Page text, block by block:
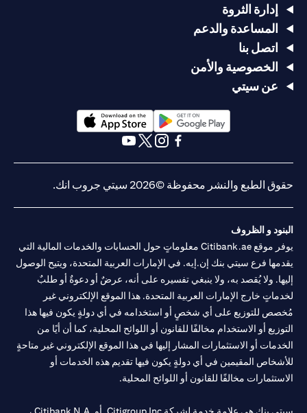
إدارة الثروة
المساعدة والدعم
اتصل بنا
الخصوصية والأمن
عن سيتي
opens in a new tab
opens in a new tab
حقوق الطبع والنشر محفوظة ©2026 سيتي جروب انك.
البنود و الظروف
يوفر موقع Citibank.ae معلوماتٍ حول الحسابات والخدمات المالية التي
يقدمها فرع سيتي بنك إن.إيه. في الإمارات العربية المتحدة، ويتيح الوصول
إليها. ولا يُقصد به، ولا ينبغي تفسيره على أنه، عرضٌ أو دعوةٌ أو طلبٌ
لخدماتٍ خارج الإمارات العربية المتحدة. هذا الموقع الإلكتروني غير
مُخصص للتوزيع على أي شخصٍ أو استخدامه في أي دولةٍ يكون فيها هذا
التوزيع أو الاستخدام مخالفًا للقانون أو اللوائح المحلية، كما أن أيًا من
الخدمات أو الاستثمارات المشار إليها في هذا الموقع الإلكتروني غير متاحةٍ
للأشخاص المقيمين في أي دولةٍ يكون فيها تقديم هذه الخدمات أو
الاستثمارات مخالفًا للقانون أو اللوائح المحلية.